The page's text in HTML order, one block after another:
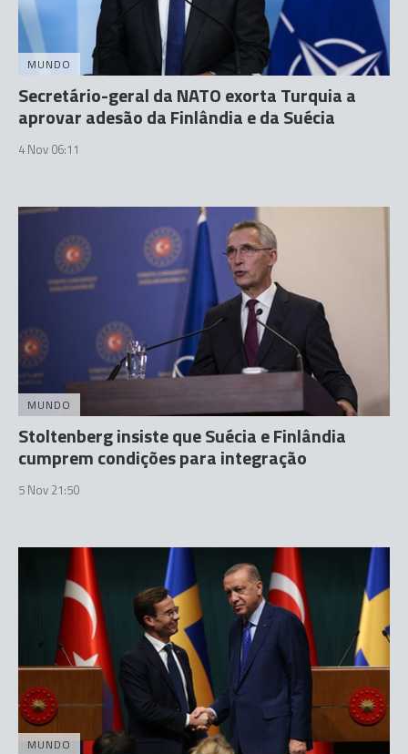
MUNDO
Secretário-geral da NATO exorta Turquia a
aprovar adesão da Finlândia e da Suécia
4 Nov 06:11
MUNDO
Stoltenberg insiste que Suécia e Finlândia
cumprem condições para integração
5 Nov 21:50
MUNDO